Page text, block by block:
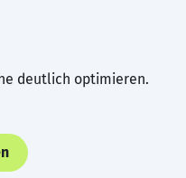
deutlich optimieren.